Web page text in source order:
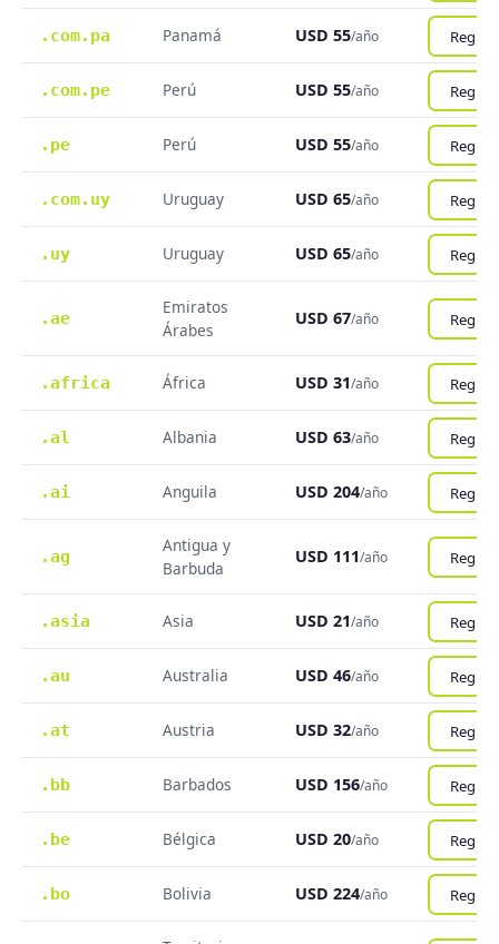
.com.pa Panamá USD 55/año
.com.pe Perú USD 55/año
.pe Perú USD 55/año
.com.uy Uruguay USD 65/año
.uy Uruguay USD 65/año
.ae
Emiratos
Árabes
USD 67/año
.africa África USD 31/año
.al Albania USD 63/año
.ai Anguila USD 204/año
.ag
Antigua y
Barbuda
USD 111/año
.asia Asia USD 21/año
.au Australia USD 46/año
.at Austria USD 32/año
.bb Barbados USD 156/año
.be Bélgica USD 20/año
.bo Bolivia USD 224/año